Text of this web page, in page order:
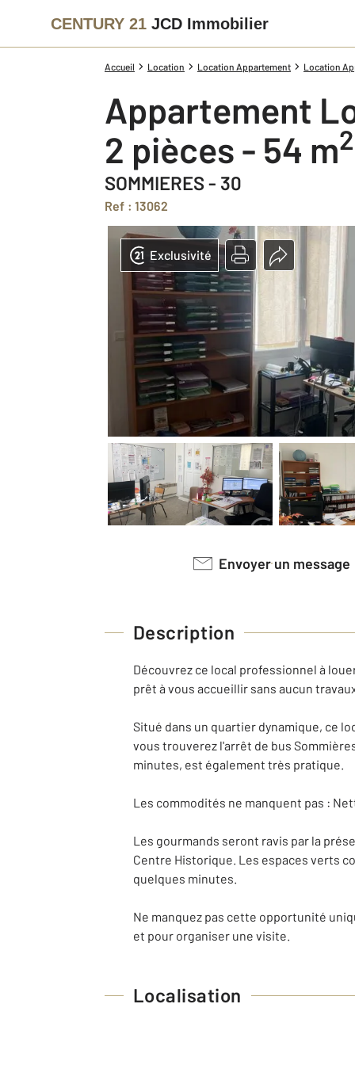
CENTURY 21 JCD Immobilier
Accueil Location Location Appartement Location
Appartement
2 pièces - 54 m2
SOMMIERES - 30
Ref : 13062
Exclusivité
Envoyer un message
Description
Découvrez ce local professionnel à
prêt à vous accueillir sans aucun
Situé dans un quartier dynamique, ce
vous trouverez l'arrêt de bus
minutes, est également très pratique.
Les commodités ne manquent pas :
Les gourmands seront ravis par la
Centre Historique. Les espaces verts
quelques minutes.
Ne manquez pas cette opportunité
et pour organiser une visite.
Localisation